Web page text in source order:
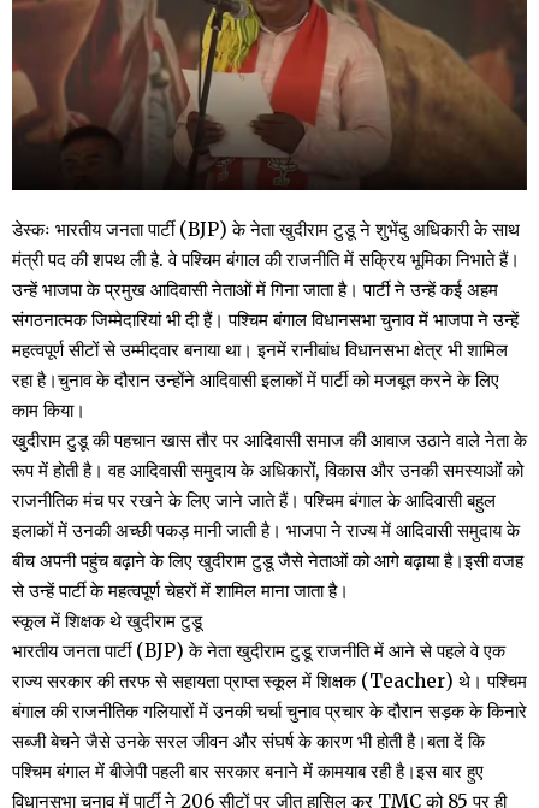
डेस्कः भारतीय जनता पार्टी (BJP) के नेता खुदीराम टुडू ने शुभेंदु अधिकारी के साथ
मंत्री पद की शपथ ली है. वे पश्चिम बंगाल की राजनीति में सक्रिय भूमिका निभाते हैं।
उन्हें भाजपा के प्रमुख आदिवासी नेताओं में गिना जाता है। पार्टी ने उन्हें कई अहम
संगठनात्मक जिम्मेदारियां भी दी हैं। पश्चिम बंगाल विधानसभा चुनाव में भाजपा ने उन्हें
महत्वपूर्ण सीटों से उम्मीदवार बनाया था। इनमें रानीबांध विधानसभा क्षेत्र भी शामिल
रहा है।चुनाव के दौरान उन्होंने आदिवासी इलाकों में पार्टी को मजबूत करने के लिए
काम किया।
खुदीराम टुडू की पहचान खास तौर पर आदिवासी समाज की आवाज उठाने वाले नेता के
रूप में होती है। वह आदिवासी समुदाय के अधिकारों, विकास और उनकी समस्याओं को
राजनीतिक मंच पर रखने के लिए जाने जाते हैं। पश्चिम बंगाल के आदिवासी बहुल
इलाकों में उनकी अच्छी पकड़ मानी जाती है। भाजपा ने राज्य में आदिवासी समुदाय के
बीच अपनी पहुंच बढ़ाने के लिए खुदीराम टुडू जैसे नेताओं को आगे बढ़ाया है।इसी वजह
से उन्हें पार्टी के महत्वपूर्ण चेहरों में शामिल माना जाता है।
स्कूल में शिक्षक थे खुदीराम टुडू
भारतीय जनता पार्टी (BJP) के नेता खुदीराम टुडू राजनीति में आने से पहले वे एक
राज्य सरकार की तरफ से सहायता प्राप्त स्कूल में शिक्षक (Teacher) थे। पश्चिम
बंगाल की राजनीतिक गलियारों में उनकी चर्चा चुनाव प्रचार के दौरान सड़क के किनारे
सब्जी बेचने जैसे उनके सरल जीवन और संघर्ष के कारण भी होती है।बता दें कि
पश्चिम बंगाल में बीजेपी पहली बार सरकार बनाने में कामयाब रही है।इस बार हुए
विधानसभा चुनाव में पार्टी ने 206 सीटों पर जीत हासिल कर TMC को 85 पर ही